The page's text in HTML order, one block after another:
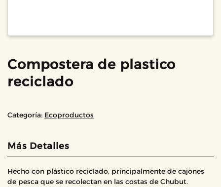
Compostera de plastico
reciclado
Categoría: Ecoproductos
Más Detalles
Hecho con plástico reciclado, principalmente de cajones
de pesca que se recolectan en las costas de Chubut.